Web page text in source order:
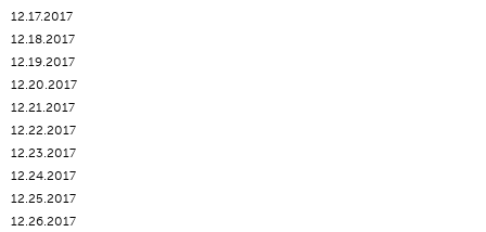
12.17.2017
12.18.2017
12.19.2017
12.20.2017
12.21.2017
12.22.2017
12.23.2017
12.24.2017
12.25.2017
12.26.2017